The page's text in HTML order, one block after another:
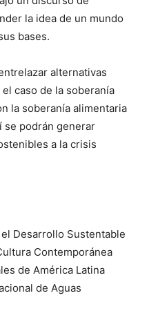
la idea de un mundo
bases.
alternativas
caso de la soberanía
la soberanía alimentaria
se podrán generar
a la crisis
Desarrollo Sustentable
Contemporánea
de América Latina
de Aguas